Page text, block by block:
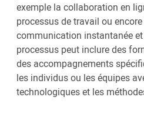
exemple la collaboration en
processus de travail ou
communication instantanée
processus peut inclure des
des accompagnements
les individus ou les équipes
technologiques et les